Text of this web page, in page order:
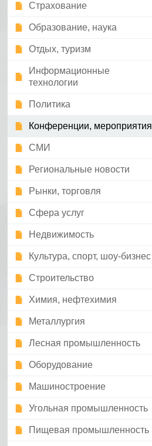
Страхование
Образование, наука
Отдых, туризм
Информационные
технологии
Политика
Конференции, мероприятия
СМИ
Региональные новости
Рынки, торговля
Сфера услуг
Недвижимость
Культура, спорт, шоу-бизнес
Строительство
Химия, нефтехимия
Металлургия
Лесная промышленность
Оборудование
Машиностроение
Угольная промышленность
Пищевая промышленность